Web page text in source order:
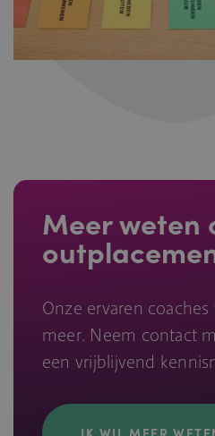
Meer weten
Onze ervaren
meer. Neem contact
een vrijblijvend